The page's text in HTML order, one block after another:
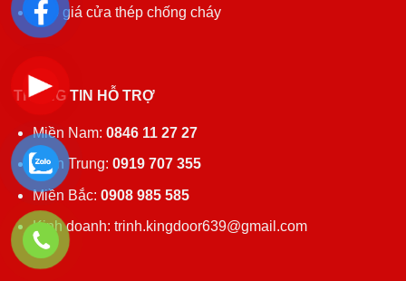
Báo giá cửa thép chống cháy
THÔNG TIN HỖ TRỢ
Miền Nam: 0846 11 27 27
Miền Trung: 0919 707 355
Miền Bắc: 0908 985 585
Kinh doanh: trinh.kingdoor639@gmail.com